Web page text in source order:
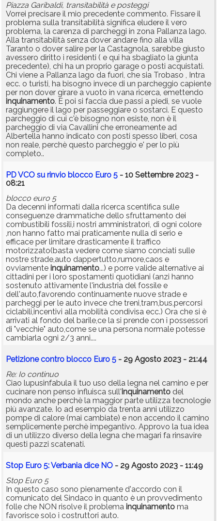
Piazza Garibaldi, transitabilità e posteggi
Vorrei precisare il mio precedente commento. Fissare il
problema sulla transitabilità significa eludere il vero
problema, la carenza di parcheggi in zona Pallanza lago.
Alla transitabilità senza dover andare fino alla villa
Taranto o dover salire per la Castagnola, sarebbe giusto
avessero diritto i residenti ( e qui ha sbagliato la giunta
precedente), chi ha un proprio garage o posti acquistati.
Chi viene a Pallanza lago da fuori, che sia Trobaso , Intra
ecc. o turisti, ha bisogno invece di un parcheggio capiente
per non dover girare a vuoto in vana ricerca, emettendo
inquinamento. E poi si faccia due passi a piedi, se vuole
raggiungere il lago per passeggiare o sostarci. E questo
parcheggio di cui c'è bisogno non esiste, non è il
parcheggio di via Cavallini che erroneamente ad
Albertella hanno indicato con posti spesso liberi, cosa
non reale, perchè questo parcheggio e' per lo più
completo..
PD VCO su rinvio blocco Euro 5 - 10 Settembre 2023 -
08:21
blocco euro 5
Da decenni informati dalla ricerca scentifica sulle
conseguenze drammatiche dello sfruttamento dei
combustibili fossili,i nostri amministratori, di ogni colore
,non hanno fatto mai praticamente nulla di serio e
efficace per limitare drasticamente il traffico
motorizzato(basta vedere come siamo conciati sulle
nostre strade,auto dappertutto,rumore,caos e
ovviamente inquinamento...) e porre valide alternative ai
cittadini per i loro spostamenti quotidiani (anzi hanno
sostenuto attivamente l'industria del fossile e
dell'auto,favorendo continuamente nuove strade e
parcheggi per le auto invece che treni,tram,bus,percorsi
ciclabili,incentivi alla mobilità condivisa ecc.) Ora che si è
arrivati al fondo del barile,ce la si prende con i possessori
di "vecchie" auto,come se una persona normale potesse
cambiarla ogni 2/3 anni....
Petizione contro blocco Euro 5 - 29 Agosto 2023 - 21:44
Re: Io continuo
Ciao lupusinfabula il tuo uso della legna nel camino e per
cucinare non penso influisca sull'inquinamento del
mondo anche perchè la maggior parte utilizza tecnologie
più avanzate. Io ad esempio da trenta anni utilizzo
pompe di calore (mai cambiate) e non accendo il camino
semplicemente perchè impegantivo. Approvo la tua idea
di un utilizzo diverso della legna che magari fa rinsavire
questi pazzi scatenati.
Stop Euro 5: Verbania dice NO - 29 Agosto 2023 - 11:49
Stop Euro 5
In questo caso sono pienamente d'accordo con il
comunicato del Sindaco in quanto è un provvedimento
folle che NON risolve il problema inquinamento ma
favorisce solo i costruttori auto.